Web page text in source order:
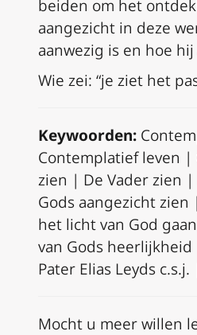
beiden om het
aangezicht in deze
aanwezig is en hoe
Wie zei: “je ziet het
Keywoorden:
Contemplatief leven
zien | De Vader zien
Gods aangezicht
het licht van God
van Gods
Pater Elias Leyds c.s.j.
Mocht u meer willen